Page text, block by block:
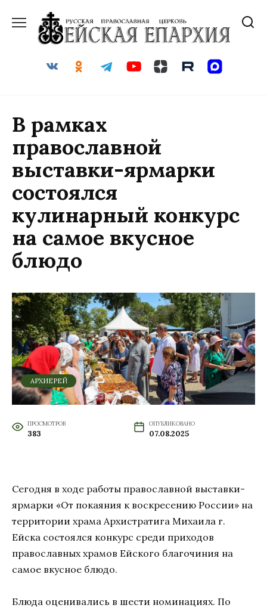
содержанию
В рамках
православной
выставки-ярмарки
состоялся
кулинарный конкурс
на самое вкусное
блюдо
АРХИЕРЕЙ
ПРОСМОТРОВ
383
ОПУБЛИКОВАНО
07.08.2025
Сегодня в ходе работы православной выставки-
ярмарки «От покаяния к воскресению России» на
территории храма Архистратига Михаила г.
Ейска состоялся конкурс среди приходов
православных храмов Ейского благочиния на
самое вкусное блюдо.
Блюда оценивались в шести номинациях. По